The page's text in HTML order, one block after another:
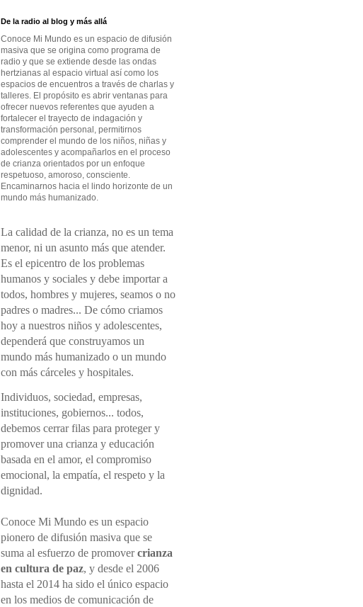
De la radio al blog y más allá
Conoce Mi Mundo es un espacio de difusión
masiva que se origina como programa de
radio y que se extiende desde las ondas
hertzianas al espacio virtual así como los
espacios de encuentros a través de charlas y
talleres. El propósito es abrir ventanas para
ofrecer nuevos referentes que ayuden a
fortalecer el trayecto de indagación y
transformación personal, permitirnos
comprender el mundo de los niños, niñas y
adolescentes y acompañarlos en el proceso
de crianza orientados por un enfoque
respetuoso, amoroso, consciente.
Encaminarnos hacia el lindo horizonte de un
mundo más humanizado.
La calidad de la crianza, no es un tema
menor, ni un asunto más que atender.
Es el epicentro de los problemas
humanos y sociales y debe importar a
todos, hombres y mujeres, seamos o no
padres o madres... De cómo criamos
hoy a nuestros niños y adolescentes,
dependerá que construyamos un
mundo más humanizado o un mundo
con más cárceles y hospitales.
Individuos, sociedad, empresas,
instituciones, gobiernos... todos,
debemos cerrar filas para proteger y
promover una crianza y educación
basada en el amor, el compromiso
emocional, la empatía, el respeto y la
dignidad.
Conoce Mi Mundo es un espacio
pionero de difusión masiva que se
suma al esfuerzo de promovercrianza
en cultura de paz, y desde el 2006
hasta el 2014 ha sido el único espacio
en los medios de comunicación de